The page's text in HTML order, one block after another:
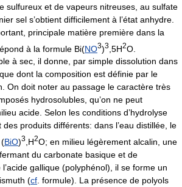
sulfureux et de vapeurs nitreuses, au sulfate
sel s’obtient difficilement à l’état anhydre.
principale matière première dans la
à la formule Bi(NO3)3 ,5H2O.
à sec, il donne, par simple dissolution dans
dont la composition est définie par le
On doit noter au passage le caractère très
hydrosolubles, qu’on ne peut
acide. Selon les conditions d’hydrolyse
produits différents: dans l’eau distillée, le
BiO)3 ,H2O; en milieu légèrement alcalin, une
du carbonate basique et de
l’acide gallique (polyphénol), il se forme un
(cf . formule). La présence de polyols